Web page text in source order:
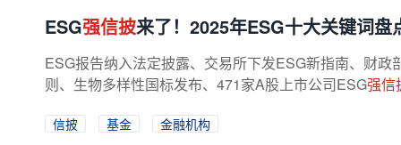
ESG强信披来了！2025年ESG十大关键词盘
ESG报告纳入法定披露、交易所下发ESG新指南、财政
则、生物多样性国标发布、471家A股上市公司ESG强信
信披 基金
金融机构